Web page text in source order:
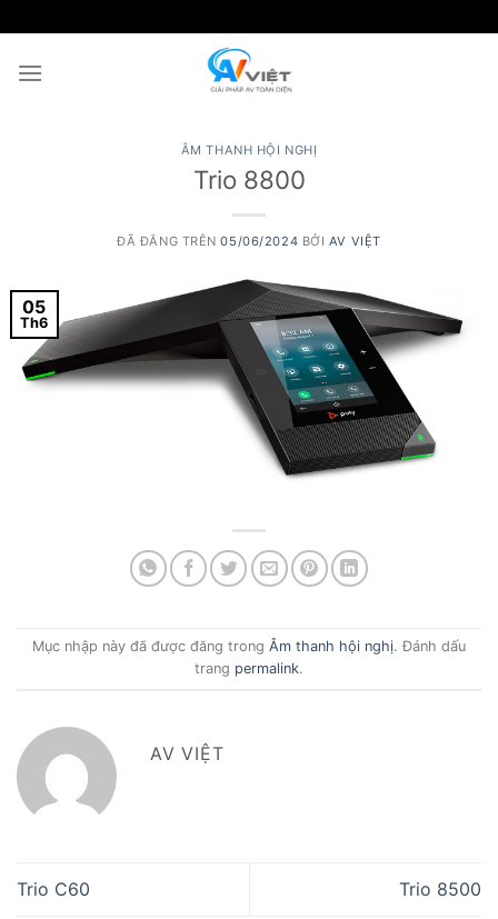
đến
nội
ÂM THANH HỘI NGHỊ
Trio 8800
ĐÃ ĐĂNG TRÊN05/06/2024 BỞI AV VIỆT
05
Th6
Mục nhập này đã được đăng trong Âm thanh hội nghị. Đánh dấu
trang permalink.
AV VIỆT
Trio C60 Trio 8500